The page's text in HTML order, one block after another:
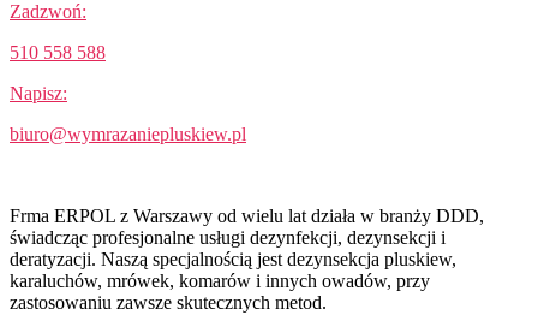
Zadzwoń:
510 558 588
Napisz:
biuro@wymrazaniepluskiew.pl
Frma ERPOL z Warszawy od wielu lat działa w branży DDD,
świadcząc profesjonalne usługi dezynfekcji, dezynsekcji i
deratyzacji. Naszą specjalnością jest dezynsekcja pluskiew,
karaluchów, mrówek, komarów i innych owadów, przy
zastosowaniu zawsze skutecznych metod.